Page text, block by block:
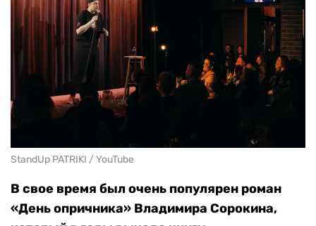
StandUp PATRIKI / YouTube
В свое время был очень популярен роман
«День опричника» Владимира Сорокина,